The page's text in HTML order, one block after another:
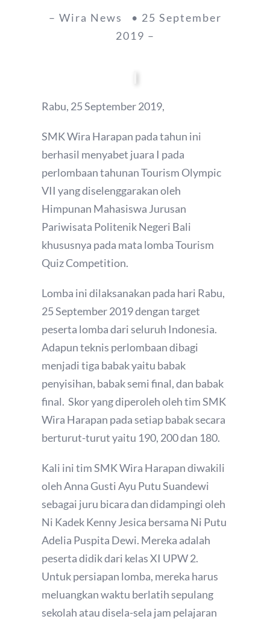
– Wira News • 25 September
2019 –
Rabu, 25 September 2019,
SMK Wira Harapan pada tahun ini
berhasil menyabet juara I pada
perlombaan tahunan Tourism Olympic
VII yang diselenggarakan oleh
Himpunan Mahasiswa Jurusan
Pariwisata Politenik Negeri Bali
khususnya pada mata lomba Tourism
Quiz Competition.
Lomba ini dilaksanakan pada hari Rabu,
25 September 2019 dengan target
peserta lomba dari seluruh Indonesia.
Adapun teknis perlombaan dibagi
menjadi tiga babak yaitu babak
penyisihan, babak semi final, dan babak
final. Skor yang diperoleh oleh tim SMK
Wira Harapan pada setiap babak secara
berturut-turut yaitu 190, 200 dan 180.
Kali ini tim SMK Wira Harapan diwakili
oleh Anna Gusti Ayu Putu Suandewi
sebagai juru bicara dan didampingi oleh
Ni Kadek Kenny Jesica bersama Ni Putu
Adelia Puspita Dewi. Mereka adalah
peserta didik dari kelas XI UPW 2.
Untuk persiapan lomba, mereka harus
meluangkan waktu berlatih sepulang
sekolah atau disela-sela jam pelajaran